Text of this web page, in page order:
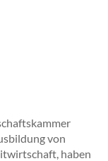
von
haben